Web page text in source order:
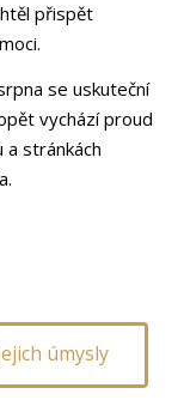
přispět
se uskuteční
vychází proud
a stránkách
úmysly